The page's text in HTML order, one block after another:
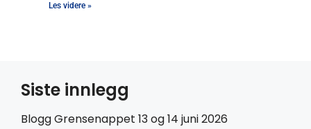
Les videre »
Siste innlegg
Blogg Grensenappet 13 og 14 juni 2026